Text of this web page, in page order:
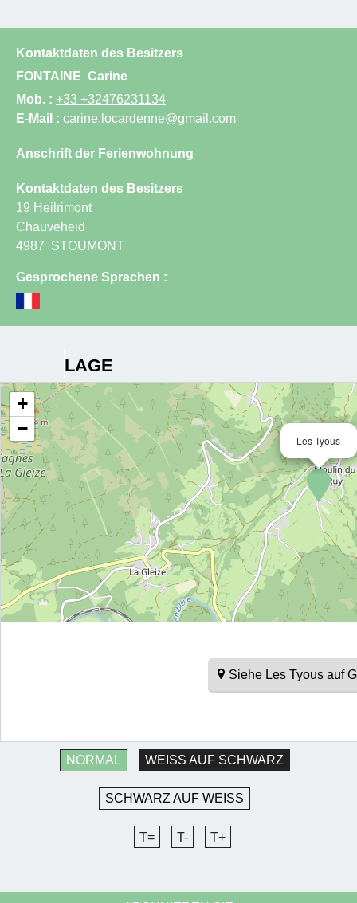
Kontaktdaten des Besitzers
FONTAINE Carine
Mob. : +33 +32476231134
E-Mail : carine.locardenne@gmail.com
Anschrift der Ferienwohnung
Kontaktdaten des Besitzers
19 Heilrimont
Chauveheid
4987 STOUMONT
Gesprochene Sprachen :
LAGE
Les Tyous
+
−
Siehe Les Tyous auf
NORMAL WEISS AUF SCHWARZ
SCHWARZ AUF WEISS
T= T- T+